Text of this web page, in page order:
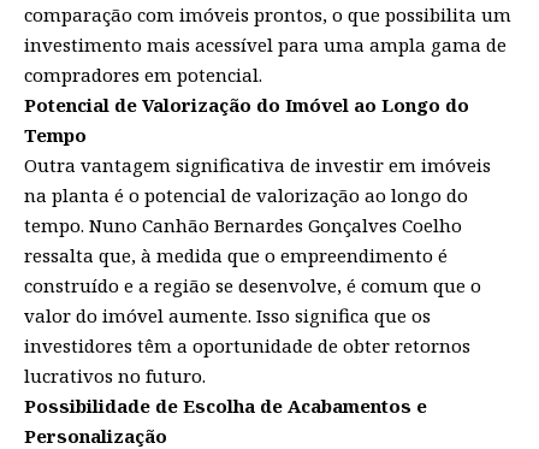
comparação com imóveis prontos, o que possibilita um
investimento mais acessível para uma ampla gama de
compradores em potencial.
Potencial de Valorização do Imóvel ao Longo do
Tempo
Outra vantagem significativa de investir em imóveis
na planta é o potencial de valorização ao longo do
tempo. Nuno Canhão Bernardes Gonçalves Coelho
ressalta que, à medida que o empreendimento é
construído e a região se desenvolve, é comum que o
valor do imóvel aumente. Isso significa que os
investidores têm a oportunidade de obter retornos
lucrativos no futuro.
Possibilidade de Escolha de Acabamentos e
Personalização